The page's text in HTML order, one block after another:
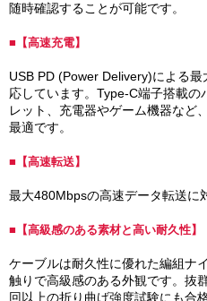
随時確認することが可能です。
■【高速充電】
USB PD (Power Delivery)による
応しています。Type-C端子搭載
レット、充電器やゲーム機器など
最適です。
■【高速転送】
最大480Mbpsの高速データ転送に
■【高級感のある素材と高い耐久性】
ケーブルは耐久性に優れた編組ナ
触りで高級感のある外観です。抜
回以上の折り曲げ強度試験にも合